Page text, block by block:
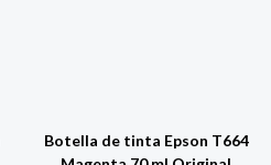
Botella de tinta Epson T664